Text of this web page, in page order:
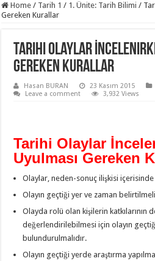
Home / Tarih 1 / 1. Ünite: Tarih Bilimi /
Gereken Kurallar
Tarihi Olaylar
Gereken Kurallar
Hasan BURAN 23 Kasım 2015
Leave a comment
3,932 Views
Tarihi Olaylar
Uyulması Gereken
Olaylar, neden-sonuç ilişkisi
Olayın geçtiği yer ve zaman
Olayda rolü olan kişilerin katkılarının
değerlendirilebilmesi için olayın
bulundurulmalıdır.
Olayın geçtiği yerde araştırma